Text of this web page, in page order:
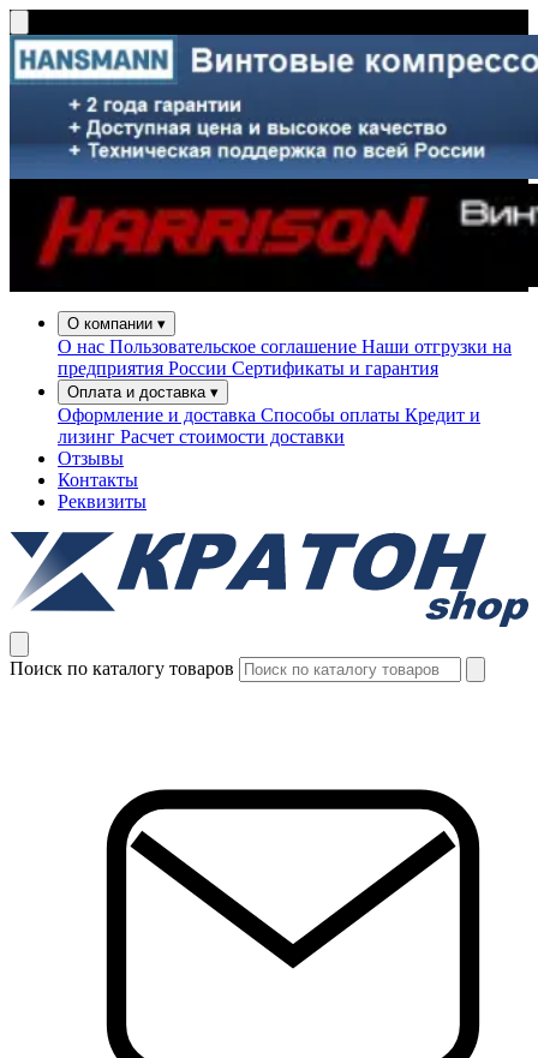
О компании ▾
О нас Пользовательское соглашение Наши отгрузки на
предприятия России Сертификаты и гарантия
Оплата и доставка ▾
Оформление и доставка Способы оплаты Кредит и
лизинг Расчет стоимости доставки
Отзывы
Контакты
Реквизиты
Поиск по каталогу товаров